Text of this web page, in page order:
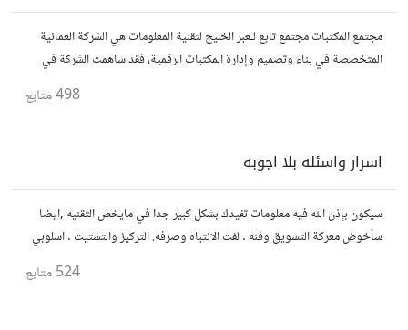
مجتمع المكتبات مجتمع تابع لـعبر الخليج لتقنية المعلومات هي الشركة العمانية
المتخصصة في بناء وتصميم وإدارة المكتبات الرقمية، فقد ساهمت الشركة في
498متابع
اسرار واسئله بلا اجوبه
سيكون بإذن الله فيه معلومات تفيدك بشكل كبير جدا في مايخص التقنيه ,ايضا
سأخوض معركة التسويق وفنه . لفت الانتباه وصرفه. التركيز والتشتيت . اسلوبي
524متابع